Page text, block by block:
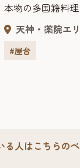
本で食べられる
る人はこちらの